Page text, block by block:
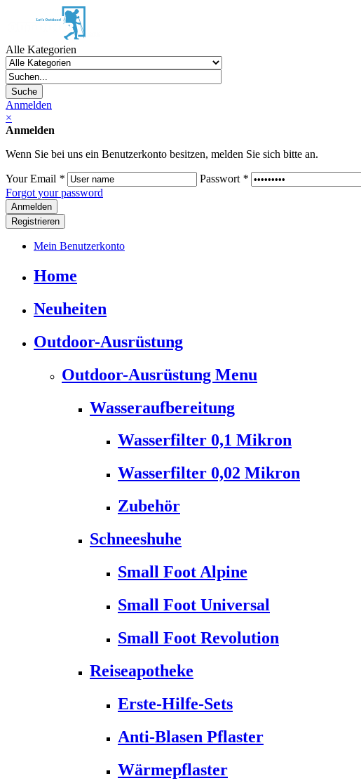
Alle Kategorien
Suche
Anmelden
×
Anmelden
Wenn Sie bei uns ein Benutzerkonto besitzen, melden Sie sich bitte an.
Your Email * Passwort *
Forgot your password
Registrieren
Mein Benutzerkonto
Home
Neuheiten
Outdoor-Ausrüstung
Outdoor-Ausrüstung Menu
Wasseraufbereitung
Wasserfilter 0,1 Mikron
Wasserfilter 0,02 Mikron
Zubehör
Schneeshuhe
Small Foot Alpine
Small Foot Universal
Small Foot Revolution
Reiseapotheke
Erste-Hilfe-Sets
Anti-Blasen Pflaster
Wärmepflaster